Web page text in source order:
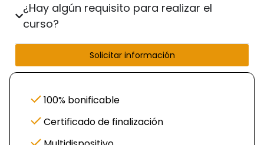
¿Hay algún requisito para realizar el
curso?
Solicitar información
100% bonificable
Certificado de finalización